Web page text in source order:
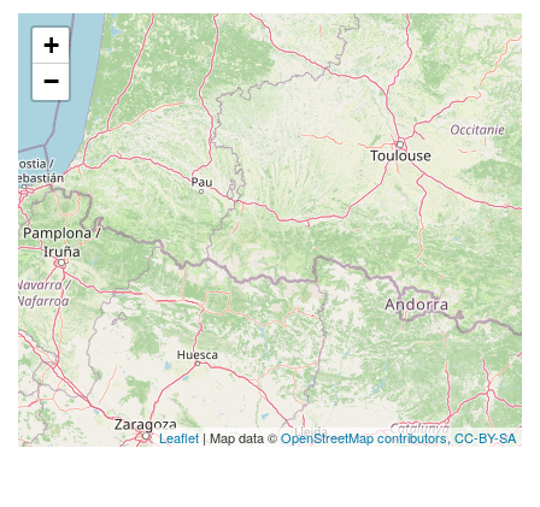
+
−
Leaflet | Map data ©OpenStreetMap contributors,CC-BY-SA